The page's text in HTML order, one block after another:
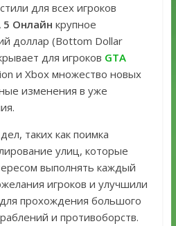
для всех игроков
5 Онлайн крупное
доллар (Bottom Dollar
для игроков GTA
и Xbox множество новых
изменения в уже
таких как поимка
улиц, которые
выполнять каждый
игроков и улучшили
прохождения большого
и противоборств.